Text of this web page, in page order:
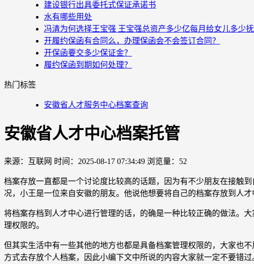
建设银行出具委托式保证承诺书
水有哪些用处
冯清为何选择王宝强 王宝强总资产多少亿每月给女儿多少
开履约保函有合同么，办理保函会不会签订合同？
开保函要交多少保证金？
履约保函到期如何处理？
热门标签
安徽省人才服务中心档案查询
安徽省人才中心档案托管
来源：互联网 时间：2025-08-17 07:34:49 浏览量：52
档案存放一直都是一个讨论度比较高的话题，因为有不少朋友在接触
况，小王是一位来自安徽的朋友。他说他想要将自己的档案存放到人
将档案存档到人才中心进行管理的话，的确是一种比较正确的做法。
理权限的。
但其实生活中有一些其他的地方也都是具备档案管理权限的，大家也
方式去存放个人档案，因此小编下文中所说的内容大家就一定不要错过